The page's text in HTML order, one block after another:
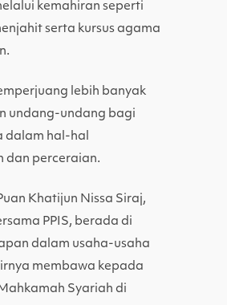
kemahiran seperti
serta kursus agama
lebih banyak
undang-undang bagi
dalam hal-hal
dan perceraian.
Khatijun Nissa Siraj,
PPIS, berada di
dalam usaha-usaha
membawa kepada
Syariah di